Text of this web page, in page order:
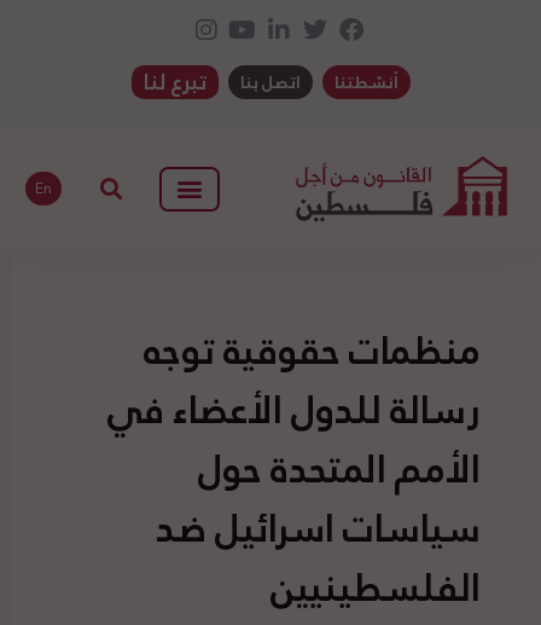
أنشطتنا اتصل بنا تبرع لنا
En
منظمات حقوقية توجه
رسالة للدول الأعضاء في
الأمم المتحدة حول
سياسات اسرائيل ضد
الفلسطينيين